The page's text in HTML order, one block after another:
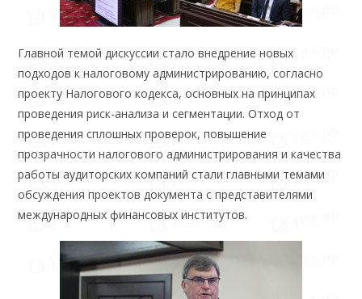
Главной темой дискуссии стало внедрение новых
подходов к налоговому администрированию, согласно
проекту Налогового кодекса, основных на принципах
проведения риск-анализа и сегментации. Отход от
проведения сплошных проверок, повышение
прозрачности налогового администрирования и качества
работы аудиторских компаний стали главными темами
обсуждения проектов документа с представителями
международных финансовых институтов.